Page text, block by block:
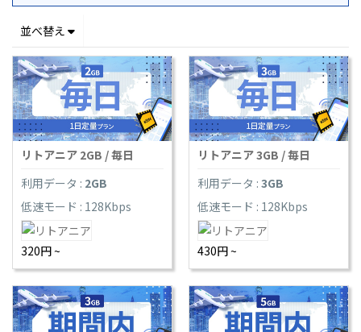
並べ替え
リトアニア 2GB / 毎日
利用データ : 2GB
低速モード : 128Kbps
320円 ~
リトアニア 3GB / 毎日
利用データ : 3GB
低速モード : 128Kbps
430円 ~